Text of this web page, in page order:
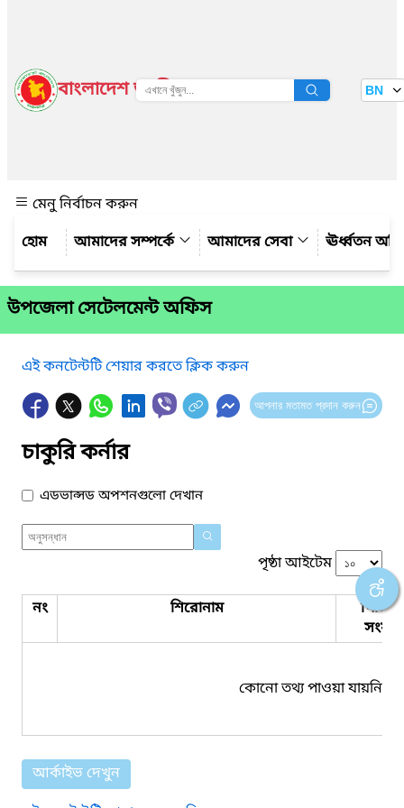
বাংলাদেশ জাতীয় তথ্য বাতায়ন BN
মেনু নির্বাচন করুন
আমাদের সম্পর্কে
আমাদের সেবা ঊর্ধ্বতন
উপজেলা সেটেলমেন্ট অফিস
এই কনটেন্টটি শেয়ার করতে ক্লিক করুন
আপনার মতামত প্রদান করুন
চাকুরি কর্নার
এডভান্সড অপশনগুলো দেখান
পৃষ্ঠা আইটেম
নং শিরোনাম
কোনো তথ্য পাওয়া যায়নি।
আর্কাইভ দেখুন